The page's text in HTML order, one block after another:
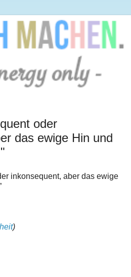
oder
das ewige Hin und
inkonsequent, aber das ewige
)